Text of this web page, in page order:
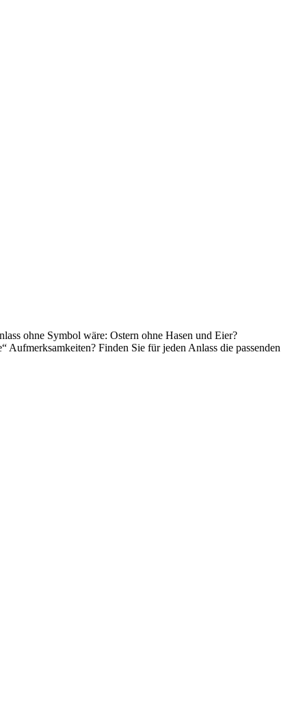
ohne Symbol wäre: Ostern ohne Hasen und Eier?
Aufmerksamkeiten? Finden Sie für jeden Anlass die passenden